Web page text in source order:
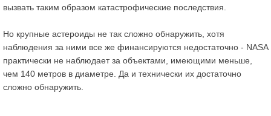
вызвать таким образом катастрофические последствия.
Но крупные астероиды не так сложно обнаружить, хотя
наблюдения за ними все же финансируются недостаточно - NASA
практически не наблюдает за объектами, имеющими меньше,
чем 140 метров в диаметре. Да и технически их достаточно
сложно обнаружить.